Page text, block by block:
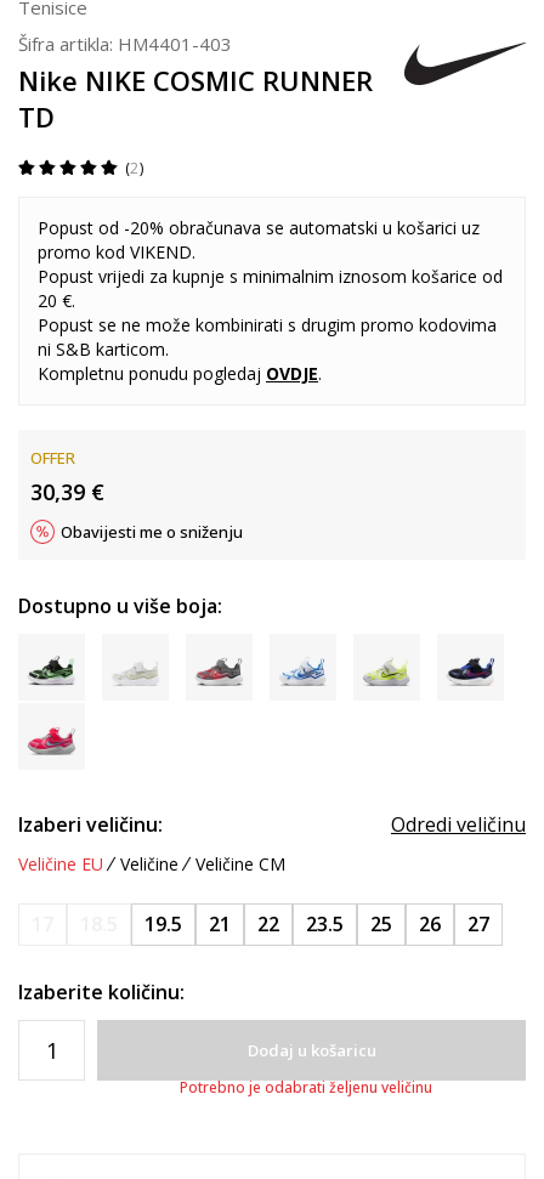
Tenisice
Šifra artikla: HM4401-403
Nike NIKE COSMIC RUNNER
TD
2
Popust od -20% obračunava se automatski u košarici uz
promo kod VIKEND.
Popust vrijedi za kupnje s minimalnim iznosom košarice od
20 €.
Popust se ne može kombinirati s drugim promo kodovima
ni S&B karticom.
Kompletnu ponudu pogledaj OVDJE.
OFFER
30,39 €
Obavijesti me o sniženju
Dostupno u više boja:
Izaberi veličinu: Odredi veličinu
Veličine EU Veličine Veličine CM
19.5 21 22 23.5 25 26 27
Izaberite količinu:
Dodaj u košaricu
Potrebno je odabrati željenu veličinu